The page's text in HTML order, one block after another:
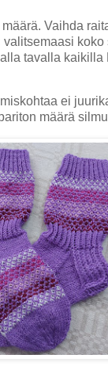
Vaihda
valitsemaasi
tavalla kaikilla
ei
määrä